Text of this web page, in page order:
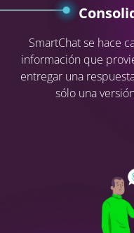
SmartChat se hace
información que
entregar una
sólo una